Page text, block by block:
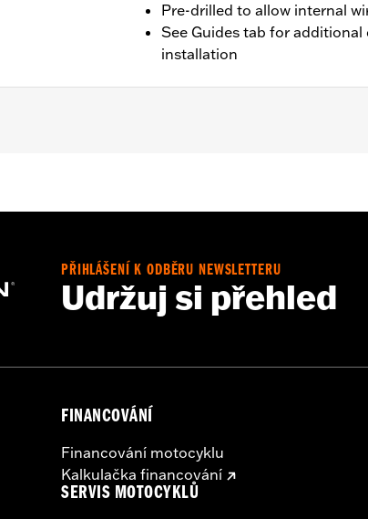
Pre-drilled to allow internal
See Guides tab for
installation
instructions
PŘIHLÁŠENÍ K ODBĚRU NEWSLETTERU
Udržuj si přehled
FINANCOVÁNÍ
Financování motocyklu
Kalkulačka financování
SERVIS MOTOCYKLŮ